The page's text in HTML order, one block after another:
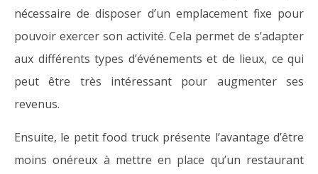
nécessaire de disposer d’un emplacement fixe pour
pouvoir exercer son activité. Cela permet de s’adapter
aux différents types d’événements et de lieux, ce qui
peut être très intéressant pour augmenter ses
revenus.
Ensuite, le petit food truck présente l’avantage d’être
moins onéreux à mettre en place qu’un restaurant